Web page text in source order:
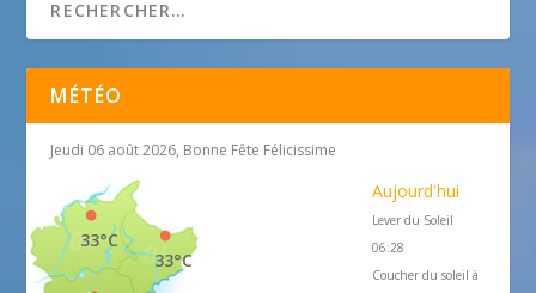
MÉTÉO
Jeudi 06 août 2026, Bonne Fête Félicissime
33°C
33°C
Aujourd'hui
Lever du Soleil
06:28
Coucher du soleil à